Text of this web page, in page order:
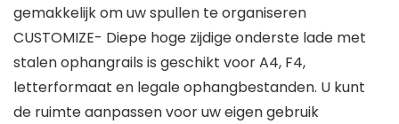
gemakkelijk om uw spullen te organiseren
CUSTOMIZE- Diepe hoge zijdige onderste lade met
stalen ophangrails is geschikt voor A4, F4,
letterformaat en legale ophangbestanden. U kunt
de ruimte aanpassen voor uw eigen gebruik